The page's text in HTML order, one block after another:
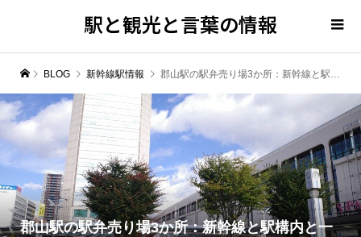
駅と観光と言葉の情報
BLOG 新幹線駅情報 郡山駅の駅弁売り場3か所：新幹線と駅構内と一階を構内図で案内
郡山駅の駅弁売り場3か所：新幹線と駅構内と一